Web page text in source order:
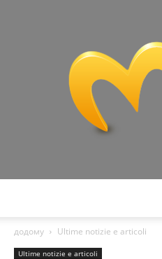
додому Ultime notizie e articoli
Ultime notizie e articoli